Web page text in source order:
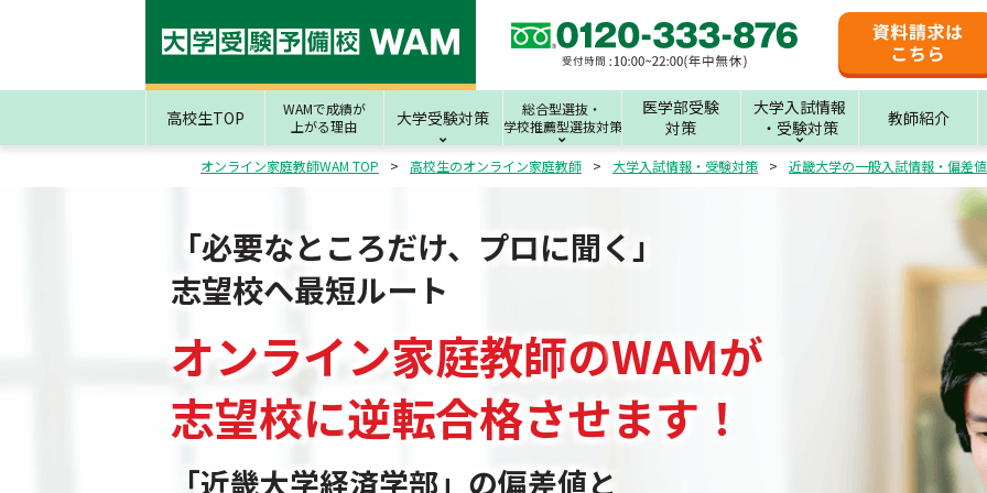
高校生TOP
WAMで成績が
上がる理由
大学受験対策
総合型選抜・
学校推薦型選抜対策
医学部受験
対策
大学入試情報
・受験対策
教師紹介
オンライン家庭教師WAM TOP 高校生のオンライン家庭教師 大学入試情報・受験対策 近畿大学の一般入試情報・偏差値
「必要なところだけ、プロに聞く」
志望校へ最短ルート
オンライン家庭教師のWAMが
志望校に逆転合格させます！
「近畿大学経済学部」の偏差値と